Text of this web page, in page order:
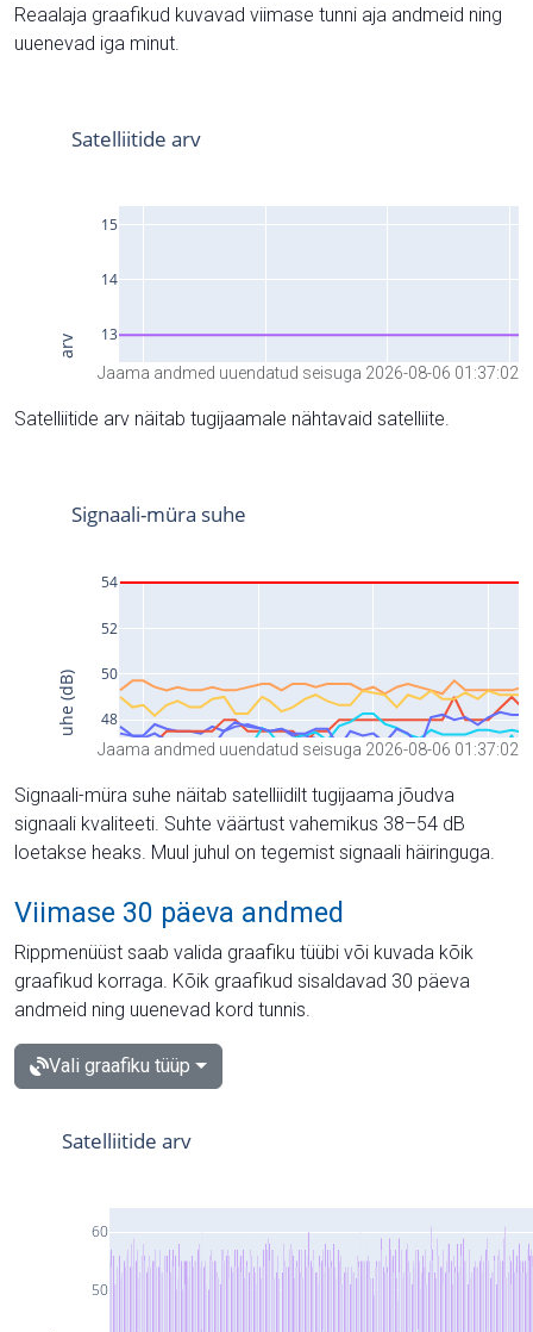
Reaalaja graafikud kuvavad viimase tunni aja andmeid ning
uuenevad iga minut.
Jaama andmed uuendatud seisuga 2026-08-06 01:37:02
Satelliitide arv näitab tugijaamale nähtavaid satelliite.
Jaama andmed uuendatud seisuga 2026-08-06 01:37:02
Signaali-müra suhe näitab satelliidilt tugijaama jõudva
signaali kvaliteeti. Suhte väärtust vahemikus 38–54 dB
loetakse heaks. Muul juhul on tegemist signaali häiringuga.
Viimase 30 päeva andmed
Rippmenüüst saab valida graafiku tüübi või kuvada kõik
graafikud korraga. Kõik graafikud sisaldavad 30 päeva
andmeid ning uuenevad kord tunnis.
Vali graafiku tüüp
50
60
Satelliitide arv